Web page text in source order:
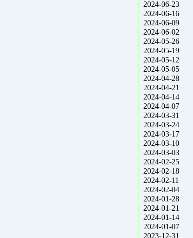
2024-06-23
2024-06-16
2024-06-09
2024-06-02
2024-05-26
2024-05-19
2024-05-12
2024-05-05
2024-04-28
2024-04-21
2024-04-14
2024-04-07
2024-03-31
2024-03-24
2024-03-17
2024-03-10
2024-03-03
2024-02-25
2024-02-18
2024-02-11
2024-02-04
2024-01-28
2024-01-21
2024-01-14
2024-01-07
2023-12-31